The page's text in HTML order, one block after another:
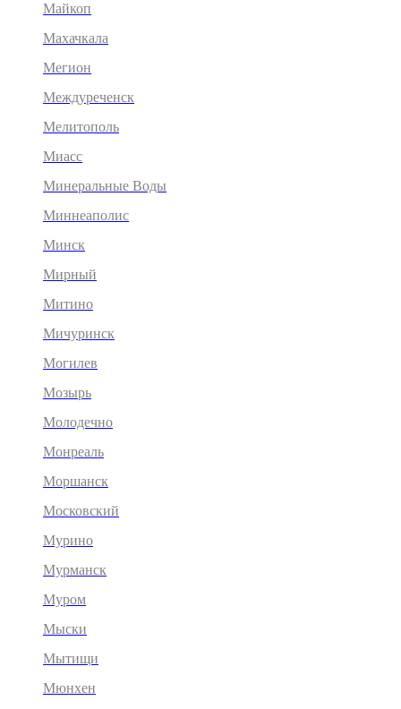
Майкоп
Махачкала
Мегион
Междуреченск
Мелитополь
Миасс
Минеральные Воды
Миннеаполис
Минск
Мирный
Митино
Мичуринск
Могилев
Мозырь
Молодечно
Монреаль
Моршанск
Московский
Мурино
Мурманск
Муром
Мыски
Мытищи
Мюнхен